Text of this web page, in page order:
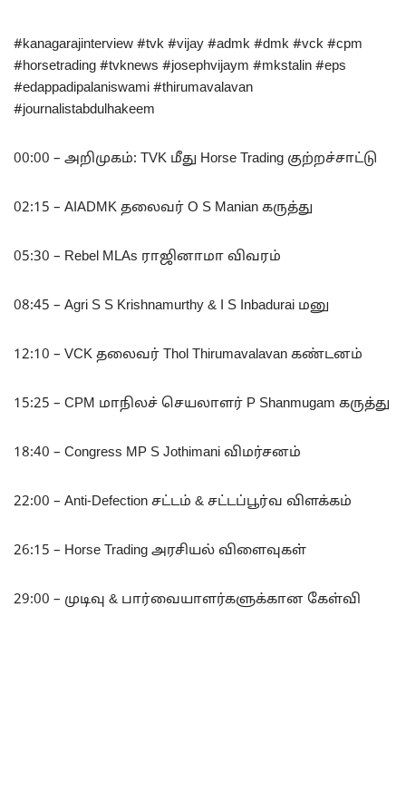
#kanagarajinterview #tvk #vijay #admk #dmk #vck #cpm
#horsetrading #tvknews #josephvijaym #mkstalin #eps
#edappadipalaniswami #thirumavalavan
#journalistabdulhakeem
00:00 – அறிமுகம்: TVK மீது Horse Trading குற்றச்சாட்டு
02:15 – AIADMK தலைவர் O S Manian கருத்து
05:30 – Rebel MLAs ராஜினாமா விவரம்
08:45 – Agri S S Krishnamurthy & I S Inbadurai மனு
12:10 – VCK தலைவர் Thol Thirumavalavan கண்டனம்
15:25 – CPM மாநிலச் செயலாளர் P Shanmugam கருத்து
18:40 – Congress MP S Jothimani விமர்சனம்
22:00 – Anti-Defection சட்டம் & சட்டப்பூர்வ விளக்கம்
26:15 – Horse Trading அரசியல் விளைவுகள்
29:00 – முடிவு & பார்வையாளர்களுக்கான கேள்வி